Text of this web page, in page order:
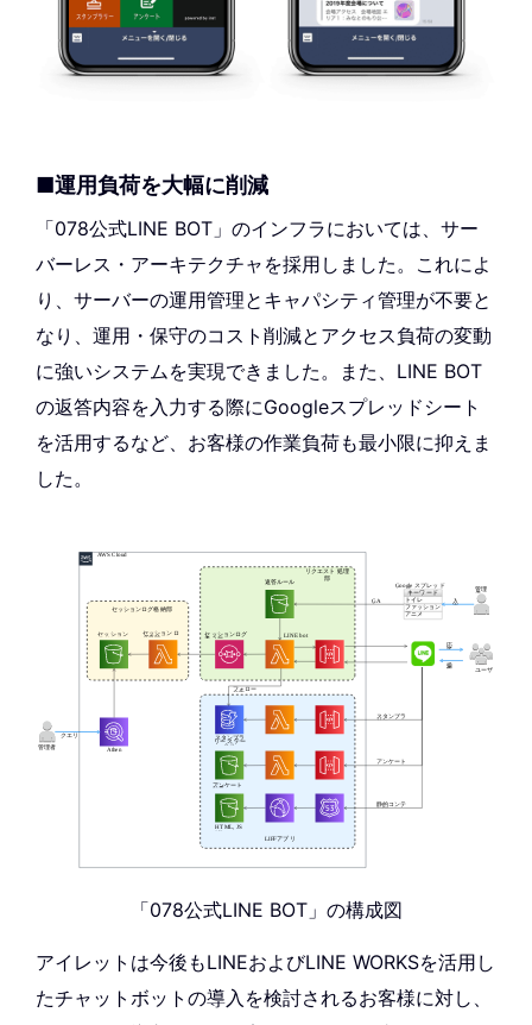
■運用負荷を大幅に削減
「078公式LINE BOT」のインフラにおいては、サー
バーレス・アーキテクチャを採用しました。これによ
り、サーバーの運用管理とキャパシティ管理が不要と
なり、運用・保守のコスト削減とアクセス負荷の変動
に強いシステムを実現できました。また、LINE BOT
の返答内容を入力する際にGoogleスプレッドシート
を活用するなど、お客様の作業負荷も最小限に抑えま
した。
「078公式LINE BOT」の構成図
アイレットは今後もLINEおよびLINE WORKSを活用し
たチャットボットの導入を検討されるお客様に対し、